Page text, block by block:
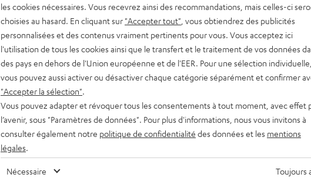
les cookies nécessaires. Vous recevrez ainsi des recommandations, mais celles-ci
choisies au hasard. En cliquant sur "Accepter tout" , vous obtiendrez des publicités
personnalisées et des contenus vraiment pertinents pour vous. Vous acceptez ici
l'utilisation de tous les cookies ainsi que le transfert et le traitement de vos données
des pays en dehors de l'Union européenne et de l'EER. Pour une sélection individuelle,
vous pouvez aussi activer ou désactiver chaque catégorie séparément et confirmer
"Accepter la sélection"
Vous pouvez adapter et révoquer tous les consentements à tout moment, avec effet
l’avenir, sous "Paramètres de données". Pour plus d'informations, nous vous invitons à
consulter également notre politique de confidentialité des données et les mentions
légales
Nécessaire Toujours